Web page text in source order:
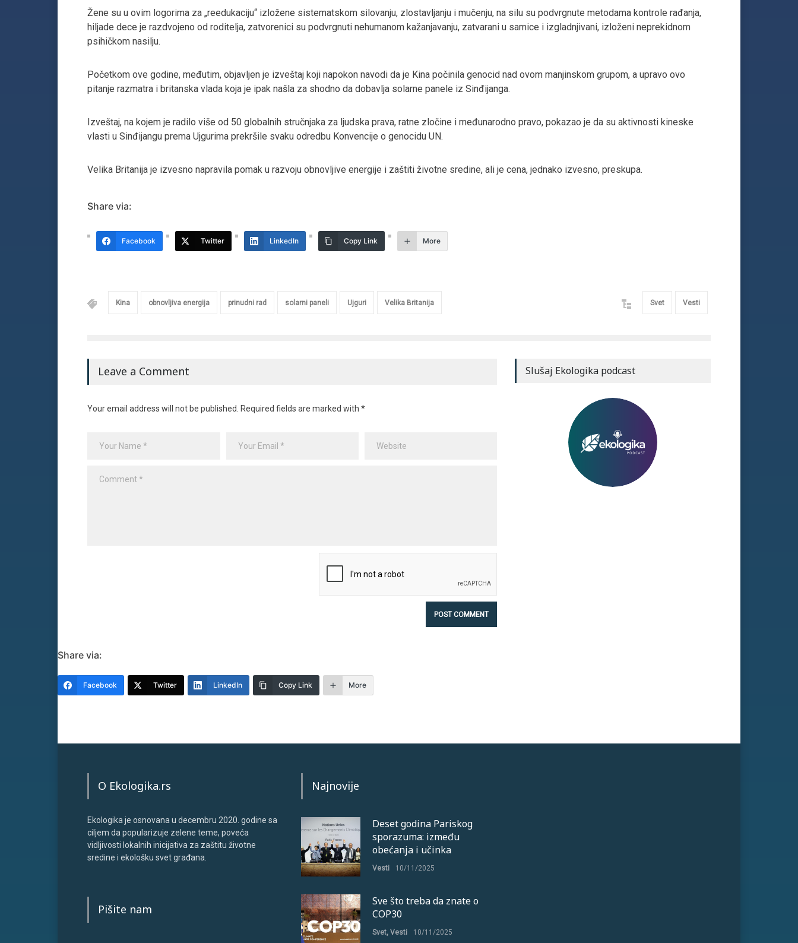
Žene su u ovim logorima za „reedukaciju“ izložene sistematskom silovanju, zlostavljanju i mučenju, na silu su podvrgnute metodama kontrole rađanja,
hiljade dece je razdvojeno od roditelja, zatvorenici su podvrgnuti nehumanom kažanjavanju, zatvarani u samice i izgladnjivani, izloženi neprekidnom
psihičkom nasilju.
Početkom ove godine, međutim, objavljen je izveštaj koji napokon navodi da je Kina počinila genocid nad ovom manjinskom grupom, a upravo ovo
pitanje razmatra i britanska vlada koja je ipak našla za shodno da dobavlja solarne panele iz Sinđijanga.
Izveštaj, na kojem je radilo više od 50 globalnih stručnjaka za ljudska prava, ratne zločine i međunarodno pravo, pokazao je da su aktivnosti kineske
vlasti u Sinđijangu prema Ujgurima prekršile svaku odredbu Konvencije o genocidu UN.
Velika Britanija je izvesno napravila pomak u razvoju obnovljive energije i zaštiti životne sredine, ali je cena, jednako izvesno, preskupa.
Share via:
Facebook Twitter LinkedIn Copy Link More
Kina obnovljiva energija prinudni rad solarni paneli Ujguri Velika Britanija Svet Vesti
Leave a Comment
Your email address will not be published. Required fields are marked with *
Slušaj Ekologika podcast
Share via:
Facebook Twitter LinkedIn Copy Link More
O Ekologika.rs
Ekologika je osnovana u decembru 2020. godine sa
ciljem da popularizuje zelene teme, poveća
vidljivosti lokalnih inicijativa za zaštitu životne
sredine i ekološku svet građana.
Pišite nam
Najnovije
Deset godina Pariskog
sporazuma: između
obećanja i učinka
Vesti 10/11/2025
Sve što treba da znate o
COP30
Svet, Vesti 10/11/2025